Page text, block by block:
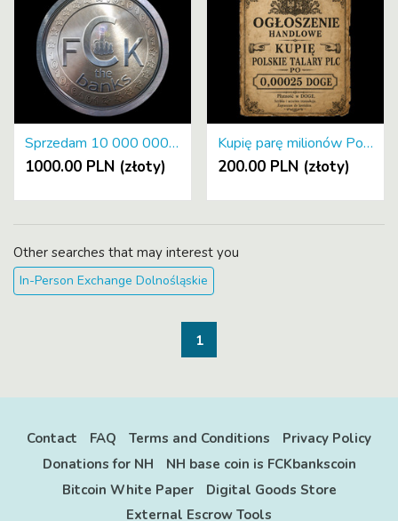
Sprzedam 10 000 000 kryptowaluty FCKbankscoin FCK
1000.00 PLN (złoty)
Kupię parę milionów Polskiej kryptowaluty Polcoin PLC
200.00 PLN (złoty)
Other searches that may interest you
In-Person Exchange Dolnośląskie
1
Contact FAQ Terms and Conditions
Privacy Policy
Donations for NH
NH base coin is FCKbankscoin
Bitcoin White Paper
Digital Goods Store
External Escrow Tools